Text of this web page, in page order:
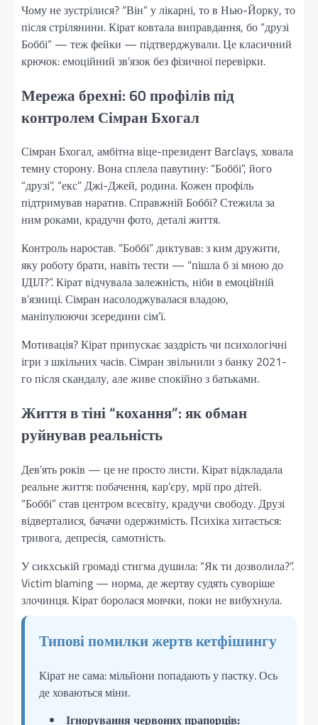
Чому не зустрілися? “Він” у лікарні, то в Нью-Йорку, то
після стрілянини. Кірат ковтала виправдання, бо “друзі
Боббі” — теж фейки — підтверджували. Це класичний
крючок: емоційний зв’язок без фізичної перевірки.
Мережа брехні: 60 профілів під
контролем Сімран Бхогал
Сімран Бхогал, амбітна віце-президент Barclays, ховала
темну сторону. Вона сплела павутину: “Боббі”, його
“друзі”, “екс” Джі-Джей, родина. Кожен профіль
підтримував наратив. Справжній Боббі? Стежила за
ним роками, крадучи фото, деталі життя.
Контроль наростав. “Боббі” диктував: з ким дружити,
яку роботу брати, навіть тести — “пішла б зі мною до
ІДІЛ?”. Кірат відчувала залежність, ніби в емоційній
в’язниці. Сімран насолоджувалася владою,
маніпулюючи зсередини сім’ї.
Мотивація? Кірат припускає заздрість чи психологічні
ігри з шкільних часів. Сімран звільнили з банку 2021-
го після скандалу, але живе спокійно з батьками.
Життя в тіні “кохання”: як обман
руйнував реальність
Дев’ять років — це не просто листи. Кірат відкладала
реальне життя: побачення, кар’єру, мрії про дітей.
“Боббі” став центром всесвіту, крадучи свободу. Друзі
відверталися, бачачи одержимість. Психіка хитається:
тривога, депресія, самотність.
У сикхській громаді стигма душила: “Як ти дозволила?”.
Victim blaming — норма, де жертву судять суворіше
злочинця. Кірат боролася мовчки, поки не вибухнула.
Типові помилки жертв кетфішингу
Кірат не сама: мільйони попадають у пастку. Ось
де ховаються міни.
Ігнорування червоних прапорців: